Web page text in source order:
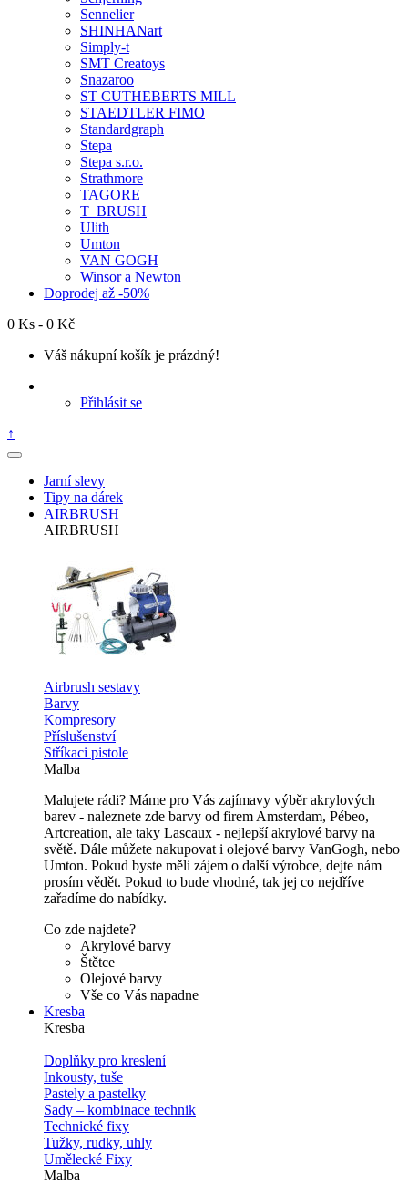
Sennelier
SHINHANart
Simply-t
SMT Creatoys
Snazaroo
ST CUTHEBERTS MILL
STAEDTLER FIMO
Standardgraph
Stepa
Stepa s.r.o.
Strathmore
TAGORE
T_BRUSH
Ulith
Umton
VAN GOGH
Winsor a Newton
Doprodej až -50%
0 Ks - 0 Kč
Váš nákupní košík je prázdný!
Přihlásit se
↑
Jarní slevy
Tipy na dárek
AIRBRUSH
AIRBRUSH
Airbrush sestavy
Barvy
Kompresory
Příslušenství
Stříkaci pistole
Malba
Malujete rádi? Máme pro Vás zajímavy výběr akrylových
barev - naleznete zde barvy od firem Amsterdam, Pébeo,
Artcreation, ale taky Lascaux - nejlepší akrylové barvy na
světě. Dále můžete nakupovat i olejové barvy VanGogh, nebo
Umton. Pokud byste měli zájem o další výrobce, dejte nám
prosím vědět. Pokud to bude vhodné, tak jej co nejdříve
zařadíme do nabídky.
Co zde najdete?
Akrylové barvy
Štětce
Olejové barvy
Vše co Vás napadne
Kresba
Kresba
Doplňky pro kreslení
Inkousty, tuše
Pastely a pastelky
Sady – kombinace technik
Technické fixy
Tužky, rudky, uhly
Umělecké Fixy
Malba